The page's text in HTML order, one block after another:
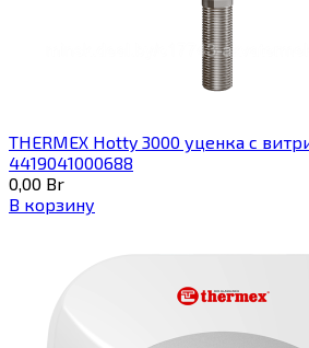
THERMEX Hotty 3000 уценка с
4419041000688
0,00 Br
В корзину